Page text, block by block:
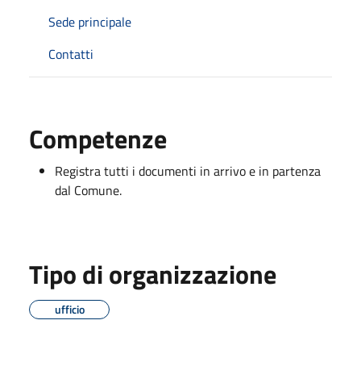
Sede principale
Contatti
Competenze
Registra tutti i documenti in arrivo e in partenza
dal Comune.
Tipo di organizzazione
ufficio